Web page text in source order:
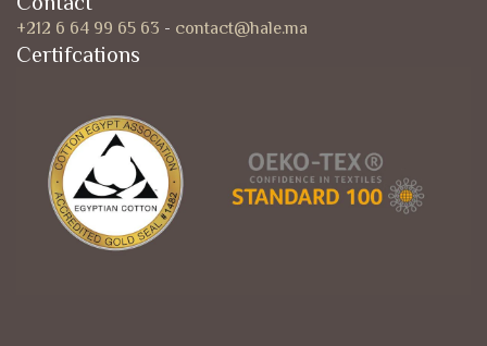
+212 6 64 99 65 63 - contact@hale.ma
Certifcations